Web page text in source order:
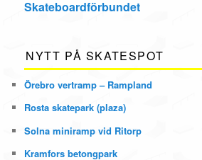
Skateboardförbundet
NYTT PÅ SKATESPOT
Örebro vertramp – Rampland
Rosta skatepark (plaza)
Solna miniramp vid Ritorp
Kramfors betongpark